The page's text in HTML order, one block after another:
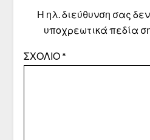
Η ηλ. διεύθυνση σας
υποχρεωτικά πεδία
ΣΧΌΛΙΟ*